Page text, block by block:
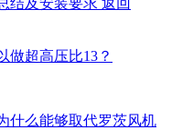
做超高压比13？
什么能够取代罗茨风机